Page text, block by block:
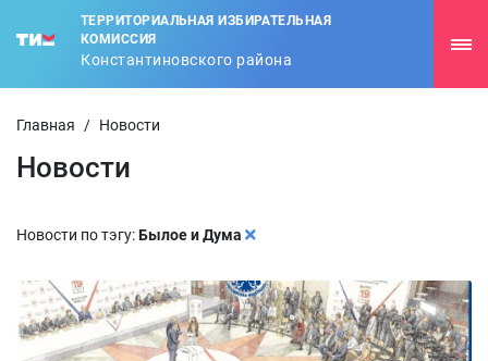
ТЕРРИТОРИАЛЬНАЯ ИЗБИРАТЕЛЬНАЯ
КОМИССИЯ
Константиновского района
Главная / Новости
Новости
Новости по тэгу:Былое и Дума